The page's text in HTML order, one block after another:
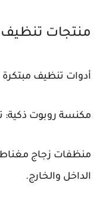
منتجات
أدوات تنظيف مبتكرة
مكنسة روبوت ذكية:
منظفات زجاج
الداخل والخارج.